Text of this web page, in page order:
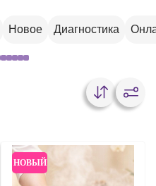
Новое Диагностика
НОВЫЙ